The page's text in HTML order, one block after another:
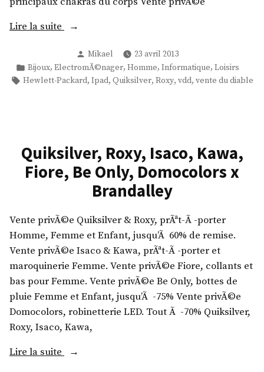
t
,
L
l
b
e
,
Q
u
i
k
s
l
L
e
s
s
,
R
k
s
t
a
r
,
D
o
k
Lire la suite
e
w
t
a
a
r
d
,
B
a
l
a
Publié
par
Mikael
23 avril 2013
Publié
dans
Bijoux, ElectromÃ©nager, Homme, Informatique, Loisirs
Étiquettes :
Hewlett-Packard, Ipad, Quiksilver, Roxy, vdd, vente du diable
Quiksilver, Roxy, Isaco, Kawa,
Fiore, Be Only, Domocolors x
Brandalley
Vente privÃ©e Quiksilver & Roxy, prÃªt-Ã -porter
Homme, Femme et Enfant, jusqu’Ã 60% de remise.
Vente privÃ©e Isaco & Kawa, prÃªt-Ã -porter et
maroquinerie Femme. Vente privÃ©e Fiore, collants et
bas pour Femme. Vente privÃ©e Be Only, bottes de
pluie Femme et Enfant, jusqu’Ã -75% Vente privÃ©e
Domocolors, robinetterie LED. Tout Ã -70% Quiksilver,
Roxy, Isaco, Kawa,
Lire la suite